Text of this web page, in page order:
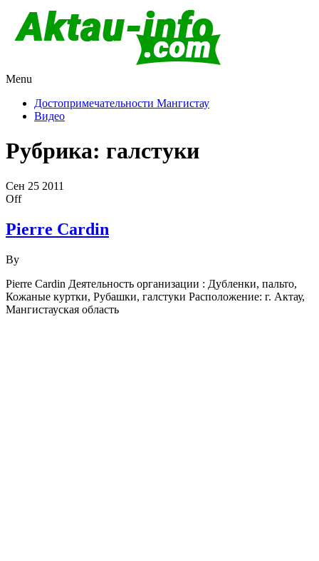
Казахстан
Menu
Достопримечательности Мангистау
Видео
Рубрика: галстуки
Сен 25 2011
Off
Pierre Cardin
By
Pierre Cardin Деятельность организации : Дубленки, пальто,
Кожаные куртки, Рубашки, галстуки Расположение: г. Актау,
Мангистауская область